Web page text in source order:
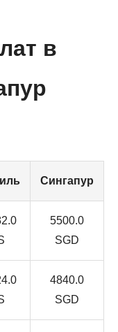
в
Сингапур
5500.0
SGD
4840.0
SGD